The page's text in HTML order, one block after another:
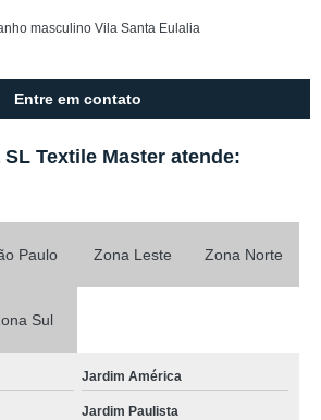
masculino Vila Santa Eulalia
Entre em contato
Textile Master atende:
Paulo Zona Leste Zona Norte
Sul
Jardim América
Jardim Paulista